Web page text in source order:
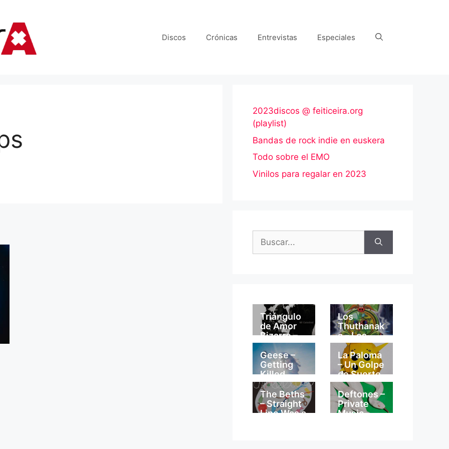
Discos Crónicas Entrevistas Especiales
2023discos @ feiticeira.org
(playlist)
Bandas de rock indie en euskera
Todo sobre el EMO
Vinilos para regalar en 2023
Triángulo
de Amor
Bizarro –
Mi
Catedral
Los
Thuthanak
a – Los
Thuthanak
a
Geese –
Getting
Killed
La Paloma
– Un Golpe
de Suerte
The Beths
– Straight
Line Was a
Deftones –
Private
Music